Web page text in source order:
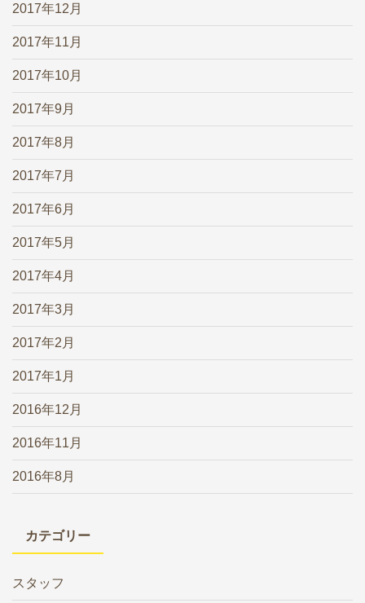
2017年12月
2017年11月
2017年10月
2017年9月
2017年8月
2017年7月
2017年6月
2017年5月
2017年4月
2017年3月
2017年2月
2017年1月
2016年12月
2016年11月
2016年8月
カテゴリー
スタッフ